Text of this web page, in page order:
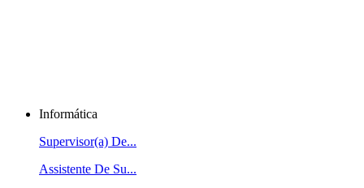
Informática
Supervisor(a) De...
Assistente De Su...